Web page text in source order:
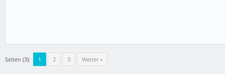
Seiten (3): 1 2 3 Weiter »